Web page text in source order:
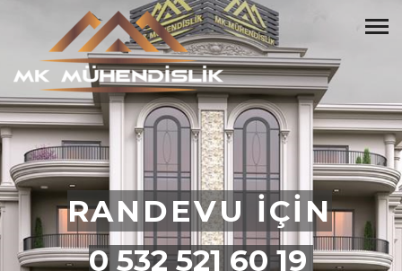
RANDEVU İÇİN
0 532 521 60 19